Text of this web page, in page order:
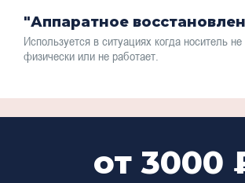
"Аппаратное
Используется в ситуациях когда носитель
физически или не работает.
от 3000